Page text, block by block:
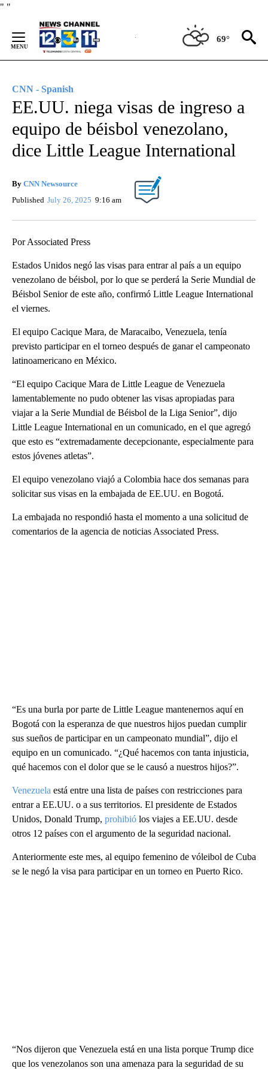
" "
Content
69°
CNN - Spanish
EE.UU. niega visas de ingreso a
equipo de béisbol venezolano,
dice Little League International
By CNN Newsource
Published July 26, 2025 9:16 am
Por Associated Press
Estados Unidos negó las visas para entrar al país a un equipo
venezolano de béisbol, por lo que se perderá la Serie Mundial de
Béisbol Senior de este año, confirmó Little League International
el viernes.
El equipo Cacique Mara, de Maracaibo, Venezuela, tenía
previsto participar en el torneo después de ganar el campeonato
latinoamericano en México.
“El equipo Cacique Mara de Little League de Venezuela
lamentablemente no pudo obtener las visas apropiadas para
viajar a la Serie Mundial de Béisbol de la Liga Senior”, dijo
Little League International en un comunicado, en el que agregó
que esto es “extremadamente decepcionante, especialmente para
estos jóvenes atletas”.
El equipo venezolano viajó a Colombia hace dos semanas para
solicitar sus visas en la embajada de EE.UU. en Bogotá.
La embajada no respondió hasta el momento a una solicitud de
comentarios de la agencia de noticias Associated Press.
“Es una burla por parte de Little League mantenernos aquí en
Bogotá con la esperanza de que nuestros hijos puedan cumplir
sus sueños de participar en un campeonato mundial”, dijo el
equipo en un comunicado. “¿Qué hacemos con tanta injusticia,
qué hacemos con el dolor que se le causó a nuestros hijos?”.
Venezuela está entre una lista de países con restricciones para
entrar a EE.UU. o a sus territorios. El presidente de Estados
Unidos, Donald Trump, prohibió los viajes a EE.UU. desde
otros 12 países con el argumento de la seguridad nacional.
Anteriormente este mes, al equipo femenino de vóleibol de Cuba
se le negó la visa para participar en un torneo en Puerto Rico.
“Nos dijeron que Venezuela está en una lista porque Trump dice
que los venezolanos son una amenaza para la seguridad de su